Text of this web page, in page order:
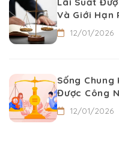
Và Giới Hạn
12/01/2026
Sống
Được Công
12/01/2026